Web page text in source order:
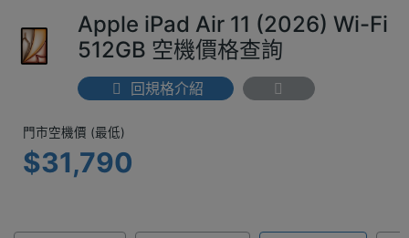
Apple iPad Air 11 (2026) Wi-Fi
512GB 空機價格查詢
回規格介紹
門市空機價 (最低) $31,790
門市空機價 (最低)
$31,790